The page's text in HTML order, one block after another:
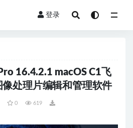
登录
16.4.2.1 macOS C1飞
处理片编辑和管理软件
0 619